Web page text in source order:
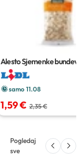
Alesto Sjemenke bundeve
samo 11.08
1,59 € 2,35 €
Pogledaj
sve